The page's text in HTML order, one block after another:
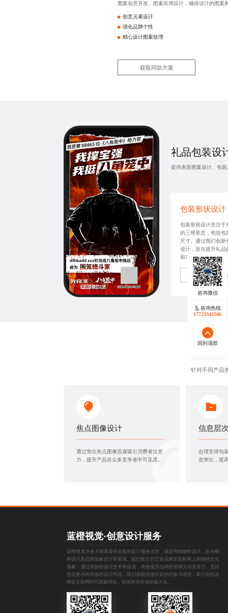
图案创意开发、图案应用设计，确保设计的图案
创意元素设计
强化品牌个性
精心设计图案纹理
获取同款方案
礼品包装设
提供表面图案设计、包
包装形状设计
包装形状设计关注于
的三维形态，包括包
尺寸。通过我们创新
设计，旨在提升礼品
和市场竞争力。
获取同款方
针对不同产品
焦点图像设计
通过突出焦点图像迅速吸引消费者注意
力，提升产品在众多竞争者中可见度。
信息层
合理安排包
息突出，提
咨询热线
17723342546
回到顶部
蓝橙视觉·创意设计服务
蓝橙视觉为各大商家提供全面的设计服务支持，涵盖营销物料设计 、宣传物
料设计 及品牌形象设计等领域。我们致力于打造品牌在互联网上的独特文化
形象，通过精妙的设计技术和创意，有效提升品牌的营销力与竞争力。无论
您需要何种风格的设计作品，我们都能凭借丰富的经验与创意，助力您的品
牌在互联网时代脱颖而出，实现商业价值的最大化。